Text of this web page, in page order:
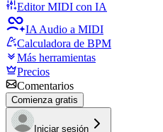
Editor MIDI con IA
IA Audio a MIDI
Calculadora de BPM
Más herramientas
Precios
Comentarios
Comienza gratis
Iniciar sesión